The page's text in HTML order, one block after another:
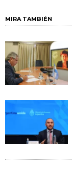
MIRA TAMBIÉN